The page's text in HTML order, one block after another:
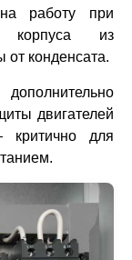
на работу при
из
конденсата.
двигателей
для